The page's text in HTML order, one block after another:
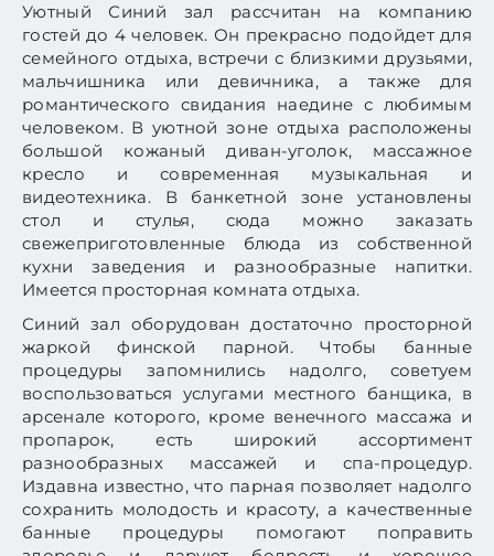
Уютный Синий зал рассчитан на компанию
гостей до 4 человек. Он прекрасно подойдет для
семейного отдыха, встречи с близкими друзьями,
мальчишника или девичника, а также для
романтического свидания наедине с любимым
человеком. В уютной зоне отдыха расположены
большой кожаный диван-уголок, массажное
кресло и современная музыкальная и
видеотехника. В банкетной зоне установлены
стол и стулья, сюда можно заказать
свежеприготовленные блюда из собственной
кухни заведения и разнообразные напитки.
Имеется просторная комната отдыха.
Синий зал оборудован достаточно просторной
жаркой финской парной. Чтобы банные
процедуры запомнились надолго, советуем
воспользоваться услугами местного банщика, в
арсенале которого, кроме венечного массажа и
пропарок, есть широкий ассортимент
разнообразных массажей и спа-процедур.
Издавна известно, что парная позволяет надолго
сохранить молодость и красоту, а качественные
банные процедуры помогают поправить